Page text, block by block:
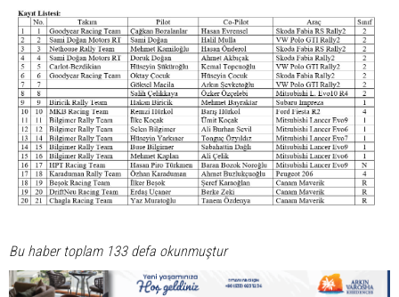
Bu haber toplam 133 defa okunmuştur